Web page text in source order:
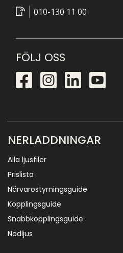
010-130 11 00
FÖLJ OSS
NERLADDNINGAR
Alla ljusfiler
Prislista
Närvarostyrningsguide
Kopplingsguide
Snabbkopplingsguide
Nödljus